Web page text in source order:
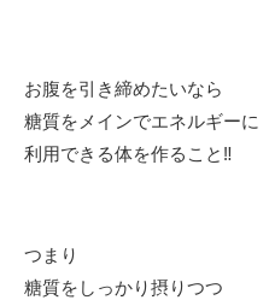
お腹を引き締めたいなら
糖質をメインでエネルギーに
利用できる体を作ること‼️
つまり
糖質をしっかり摂りつつ